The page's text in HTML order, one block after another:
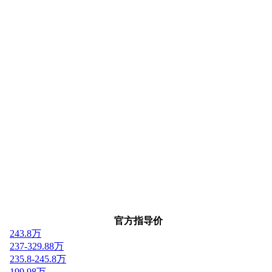
官方指导价
243.8万
237-329.88万
235.8-245.8万